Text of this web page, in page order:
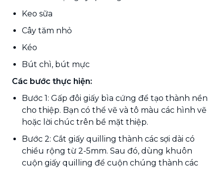
Keo sữa
Cây tăm nhỏ
Kéo
Bút chì, bút mực
Các bước thực hiện:
Bước 1: Gấp đôi giấy bìa cứng để tạo thành nền
cho thiệp. Bạn có thể vẽ và tô màu các hình vẽ
hoặc lời chúc trên bề mặt thiệp.
Bước 2: Cắt giấy quilling thành các sợi dài có
chiều rộng từ 2-5mm. Sau đó, dùng khuôn
cuộn giấy quilling để cuộn chúng thành các